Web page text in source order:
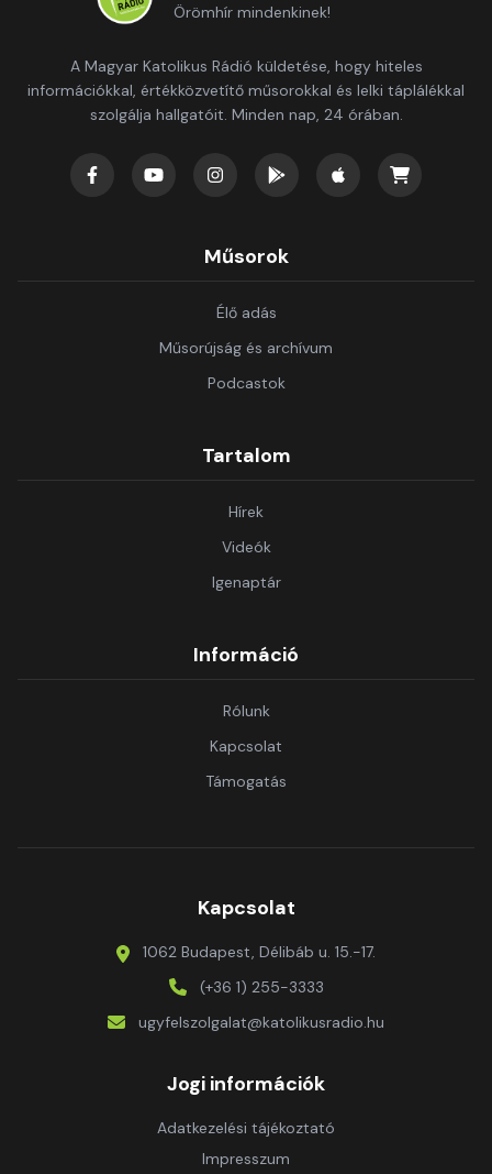
Örömhír mindenkinek!
A Magyar Katolikus Rádió küldetése, hogy hiteles
információkkal, értékközvetítő műsorokkal és lelki táplálékkal
szolgálja hallgatóit. Minden nap, 24 órában.
Műsorok
Élő adás
Műsorújság és archívum
Podcastok
Tartalom
Hírek
Videók
Igenaptár
Információ
Rólunk
Kapcsolat
Támogatás
Kapcsolat
1062 Budapest, Délibáb u. 15.-17.
(+36 1) 255-3333
ugyfelszolgalat@katolikusradio.hu
Jogi információk
Adatkezelési tájékoztató
Impresszum